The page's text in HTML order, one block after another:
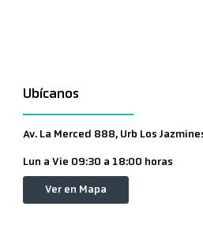
Ubícanos
Av. La Merced 888, Urb Los
Lun a Vie 09:30 a 18:00 horas
Ver en Mapa